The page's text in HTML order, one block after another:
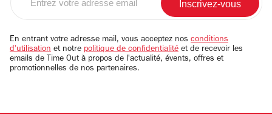
email
En entrant votre adresse mail, vous acceptez nos conditions
d'utilisation et notre politique de confidentialité et de recevoir les
emails de Time Out à propos de l'actualité, évents, offres et
promotionnelles de nos partenaires.